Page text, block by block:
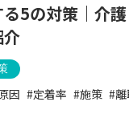
5の対策｜介
因 定着率 施策